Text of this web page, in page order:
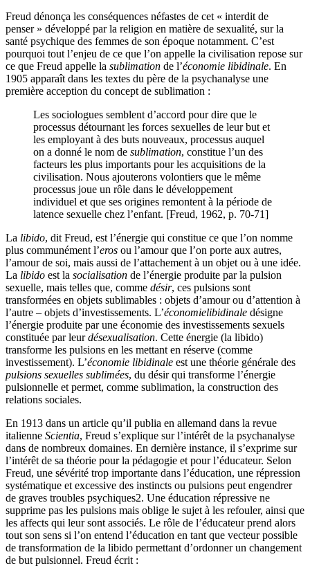
Freud dénonça les conséquences néfastes de cet « interdit de
penser » développé par la religion en matière de sexualité, sur la
santé psychique des femmes de son époque notamment. C’est
pourquoi tout l’enjeu de ce que l’on appelle la civilisation repose sur
ce que Freud appelle la sublimation de l’économie libidinale. En
1905 apparaît dans les textes du père de la psychanalyse une
première acception du concept de sublimation :
Les sociologues semblent d’accord pour dire que le
processus détournant les forces sexuelles de leur but et
les employant à des buts nouveaux, processus auquel
on a donné le nom de sublimation, constitue l’un des
facteurs les plus importants pour les acquisitions de la
civilisation. Nous ajouterons volontiers que le même
processus joue un rôle dans le développement
individuel et que ses origines remontent à la période de
latence sexuelle chez l’enfant. [Freud, 1962, p. 70-71]
La libido, dit Freud, est l’énergie qui constitue ce que l’on nomme
plus communément l’eros ou l’amour que l’on porte aux autres,
l’amour de soi, mais aussi de l’attachement à un objet ou à une idée.
La libido est la socialisation de l’énergie produite par la pulsion
sexuelle, mais telles que, comme désir, ces pulsions sont
transformées en objets sublimables : objets d’amour ou d’attention à
l’autre – objets d’investissements. L’économielibidinale désigne
l’énergie produite par une économie des investissements sexuels
constituée par leurdésexualisation. Cette énergie (la libido)
transforme les pulsions en les mettant en réserve (comme
investissement). L’économie libidinale est une théorie générale des
pulsions sexuelles sublimées, du désir qui transforme l’énergie
pulsionnelle et permet, comme sublimation, la construction des
relations sociales.
En 1913 dans un article qu’il publia en allemand dans la revue
italienne Scientia, Freud s’explique sur l’intérêt de la psychanalyse
dans de nombreux domaines. En dernière instance, il s’exprime sur
l’intérêt de sa théorie pour la pédagogie et pour l’éducateur. Selon
Freud, une sévérité trop importante dans l’éducation, une répression
systématique et excessive des instincts ou pulsions peut engendrer
de graves troubles psychiques2. Une éducation répressive ne
supprime pas les pulsions mais oblige le sujet à les refouler, ainsi que
les affects qui leur sont associés. Le rôle de l’éducateur prend alors
tout son sens si l’on entend l’éducation en tant que vecteur possible
de transformation de la libido permettant d’ordonner un changement
de but pulsionnel. Freud écrit :